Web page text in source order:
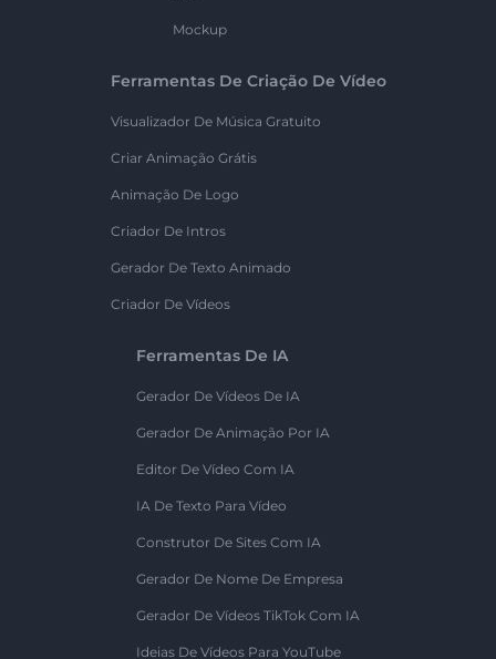
Mockup
Ferramentas De Criação De Vídeo
Visualizador De Música Gratuito
Criar Animação Grátis
Animação De Logo
Criador De Intros
Gerador De Texto Animado
Criador De Vídeos
Ferramentas De IA
Gerador De Vídeos De IA
Gerador De Animação Por IA
Editor De Vídeo Com IA
IA De Texto Para Vídeo
Construtor De Sites Com IA
Gerador De Nome De Empresa
Gerador De Vídeos TikTok Com IA
Ideias De Vídeos Para YouTube